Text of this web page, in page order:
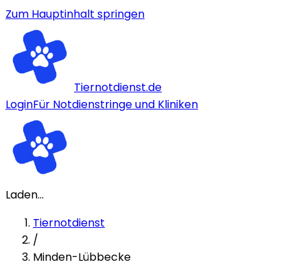
Zum Hauptinhalt springen
Tiernotdienst.de
LoginFür Notdienstringe und Kliniken
Laden...
Tiernotdienst
/
Minden-Lübbecke